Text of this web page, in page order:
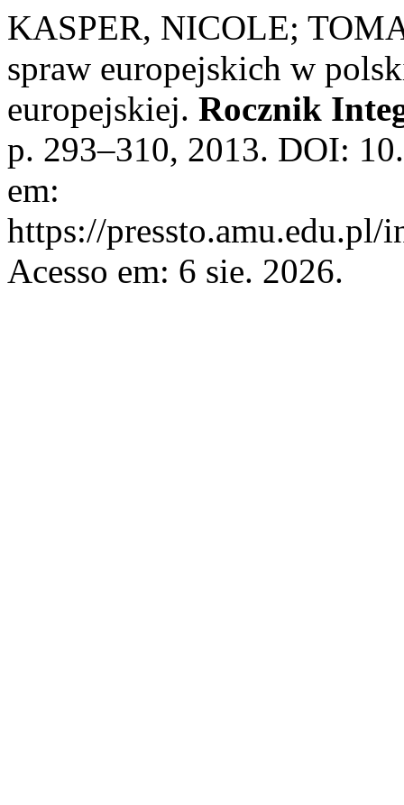
KASPER, NICOLE;
spraw europejskich w
europejskiej. Rocznik
p. 293–310, 2013. DOI:
em:
https://
Acesso em: 6 sie. 2026.